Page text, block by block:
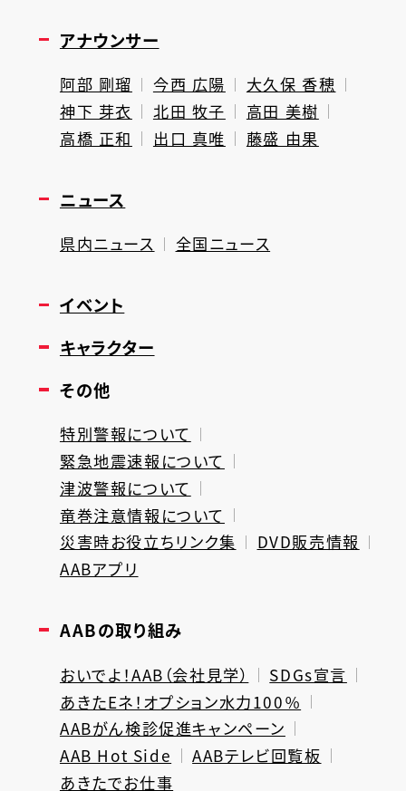
アナウンサー
阿部 剛瑠 今西 広陽
大久保 香穂
神下 芽衣
北田 牧子
高田 美樹
高橋 正和
出口 真唯 藤盛 由果
ニュース
県内ニュース 全国ニュース
イベント
キャラクター
その他
特別警報について
緊急地震速報について
津波警報について
竜巻注意情報について
災害時お役立ちリンク集
DVD販売情報
AABアプリ
AABの取り組み
おいでよ！AAB（会社見学）
SDGs宣言
あきたEネ！オプション水力100％
AABがん検診促進キャンペーン
AAB Hot Side
AABテレビ回覧板
あきたでお仕事